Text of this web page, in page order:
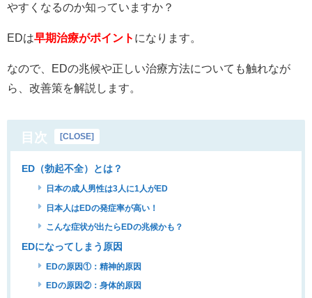
やすくなるのか知っていますか？
EDは早期治療がポイント になります。
なので、EDの兆候や正しい治療方法についても触れなが
ら、改善策を解説します。
目次 [CLOSE]
ED（勃起不全）とは？
日本の成人男性は3人に1人がED
日本人はEDの発症率が高い！
こんな症状が出たらEDの兆候かも？
EDになってしまう原因
EDの原因①：精神的原因
EDの原因②：身体的原因